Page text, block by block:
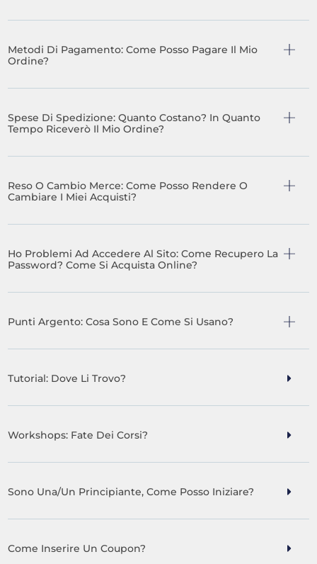
Metodi Di Pagamento: Come Posso Pagare Il Mio
Ordine?
Spese Di Spedizione: Quanto Costano? In Quanto
Tempo Riceverò Il Mio Ordine?
Reso O Cambio Merce: Come Posso Rendere O
Cambiare I Miei Acquisti?
Ho Problemi Ad Accedere Al Sito: Come Recupero La
Password? Come Si Acquista Online?
Punti Argento: Cosa Sono E Come Si Usano?
Tutorial: Dove Li Trovo?
Workshops: Fate Dei Corsi?
Sono Una/un Principiante, Come Posso Iniziare?
Come Inserire Un Coupon?